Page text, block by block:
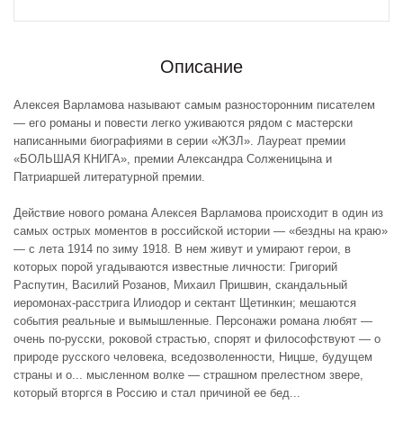
Описание
Алексея Варламова называют самым разносторонним писателем
— его романы и повести легко уживаются рядом с мастерски
написанными биографиями в серии «ЖЗЛ». Лауреат премии
«БОЛЬШАЯ КНИГА», премии Александра Солженицына и
Патриаршей литературной премии.
Действие нового романа Алексея Варламова происходит в один из
самых острых моментов в российской истории — «бездны на краю»
— с лета 1914 по зиму 1918. В нем живут и умирают герои, в
которых порой угадываются известные личности: Григорий
Распутин, Василий Розанов, Михаил Пришвин, скандальный
иеромонах-расстрига Илиодор и сектант Щетинкин; мешаются
события реальные и вымышленные. Персонажи романа любят —
очень по-русски, роковой страстью, спорят и философствуют — о
природе русского человека, вседозволенности, Ницше, будущем
страны и о... мысленном волке — страшном прелестном звере,
который вторгся в Россию и стал причиной ее бед...